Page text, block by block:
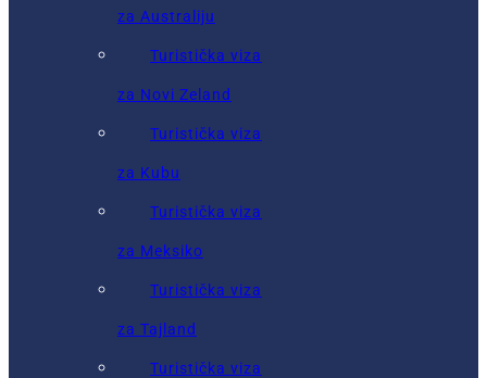
za Australiju
Turistička viza
za Novi Zeland
Turistička viza
za Kubu
Turistička viza
za Meksiko
Turistička viza
za Tajland
Turistička viza